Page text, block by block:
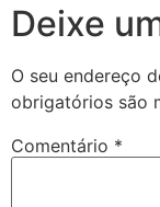
Deixe
O seu endereço
obrigatórios são
Comentário *